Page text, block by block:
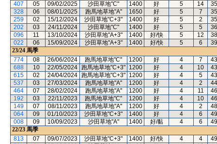
407
05 09/02/2025 沙田草地"C" 1400 好 5 14
35
328
06 08/01/2025 跑馬地草地"A" 1650 好 5 7
35
259
02 15/12/2024 沙田草地"C+3" 1400 好 5 2
35
202
03 24/11/2024 沙田草地"C" 1400 好 5 5
36
096
11 13/10/2024 沙田草地"A+3" 1400 好/快 5 12
38
022
06 15/09/2024 沙田草地"A+3" 1400 好/快 5 6
39
23/24 馬季
774
08 26/06/2024 跑馬地草地"C" 1200 好 4 7
43
688
10 22/05/2024 跑馬地草地"C+3" 1200 好 4 10
43
615
02 24/04/2024 跑馬地草地"C+3" 1200 好 4 5
43
537
03 27/03/2024 跑馬地草地"A" 1200 好 4 2
44
464
07 28/02/2024 跑馬地草地"A" 1200 好 4 11
46
192
03 22/11/2023 跑馬地草地"C" 1200 好 4 10
46
149
07 08/11/2023 跑馬地草地"A" 1200 好 4 2
48
064
09 01/10/2023 沙田草地"C+3" 1400 好 4 6
49
008
09 10/09/2023 沙田草地"A" 1400 好/黏 4 6
49
22/23 馬季
813
07 09/07/2023 沙田草地"C+3" 1400 好/快 4 4
49